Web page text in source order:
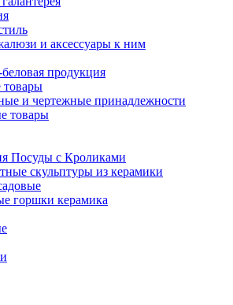
и аксессуары к ним
продукция
и чертежные принадлежности
товары
Посуды с Кроликами
скульптуры из керамики
горшки керамика